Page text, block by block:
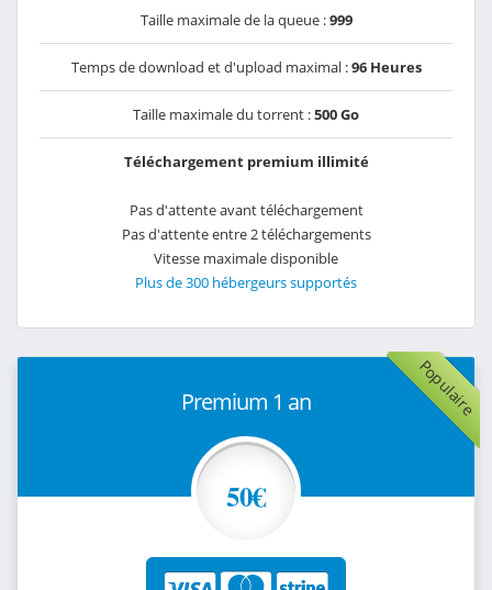
Taille maximale de la queue :999
Temps de download et d'upload maximal :96 Heures
Taille maximale du torrent :500 Go
Téléchargement premium illimité
Pas d'attente avant téléchargement
Pas d'attente entre 2 téléchargements
Vitesse maximale disponible
Plus de 300 hébergeurs supportés
Populaire
Premium 1 an
50€